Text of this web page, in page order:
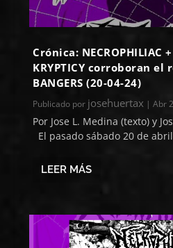
Crónica: NECROPHILIAC
KRYPTICY corroboran el
BANGERS (20-04-24)
Publicado por josehuertax |Abr
Por Jose L. Medina (texto) y
El pasado sábado 20 de
LEER MÁS